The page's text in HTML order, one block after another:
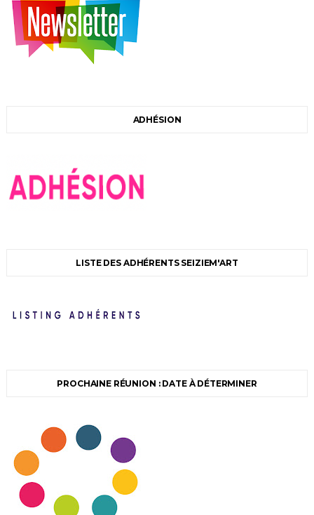
ADHÉSION
LISTE DES ADHÉRENTS SEIZIEM'ART
PROCHAINE RÉUNION : DATE À DÉTERMINER